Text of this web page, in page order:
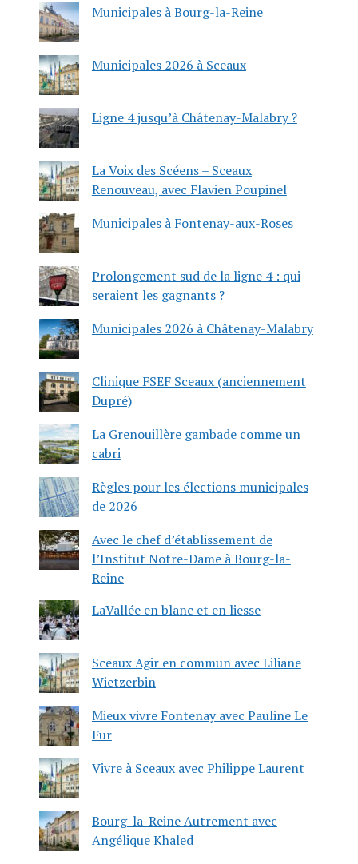
Municipales à Bourg-la-Reine
Municipales 2026 à Sceaux
Ligne 4 jusqu’à Châtenay-Malabry ?
La Voix des Scéens – Sceaux
Renouveau, avec Flavien Poupinel
Municipales à Fontenay-aux-Roses
Prolongement sud de la ligne 4 : qui
seraient les gagnants ?
Municipales 2026 à Châtenay-Malabry
Clinique FSEF Sceaux (anciennement
Dupré)
La Grenouillère gambade comme un
cabri
Règles pour les élections municipales
de 2026
Avec le chef d’établissement de
l’Institut Notre-Dame à Bourg-la-
Reine
LaVallée en blanc et en liesse
Sceaux Agir en commun avec Liliane
Wietzerbin
Mieux vivre Fontenay avec Pauline Le
Fur
Vivre à Sceaux avec Philippe Laurent
Bourg-la-Reine Autrement avec
Angélique Khaled